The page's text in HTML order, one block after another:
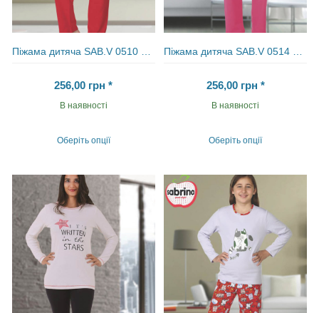
Піжама дитяча SAB.V 0510 LAC
256,00 грн *
В наявності
Оберіть опції
має
кілька
варіантів.
Параметри
можна
вибрати
на
сторінці
товару
Піжама дитяча SAB.V 0514 MAV
256,00 грн *
В наявності
Оберіть опції
має
кілька
варіантів.
Параметри
вибрати
на
сторінці